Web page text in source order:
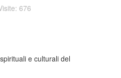
676
e culturali del